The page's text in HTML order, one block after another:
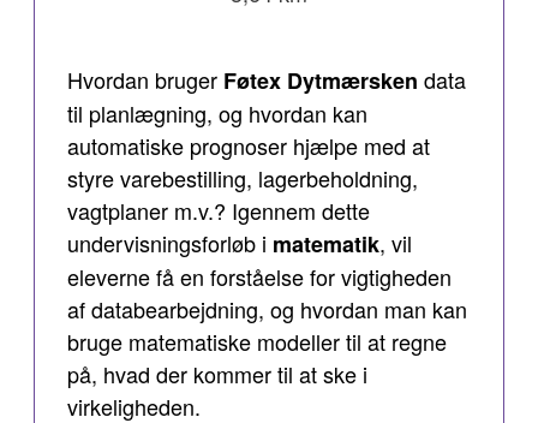
Hvordan bruger Føtex Dytmærsken data
til planlægning, og hvordan kan
automatiske prognoser hjælpe med at
styre varebestilling, lagerbeholdning,
vagtplaner m.v.? Igennem dette
undervisningsforløb i matematik, vil
eleverne få en forståelse for vigtigheden
af databearbejdning, og hvordan man kan
bruge matematiske modeller til at regne
på, hvad der kommer til at ske i
virkeligheden.